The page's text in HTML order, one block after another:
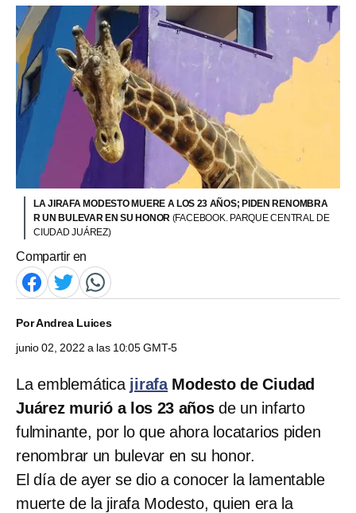
LA JIRAFA MODESTO MUERE A LOS 23 AÑOS; PIDEN RENOMBRA
R UN BULEVAR EN SU HONOR (FACEBOOK. PARQUE CENTRAL DE
CIUDAD JUÁREZ)
Compartir en
PorAndrea Luices
junio 02, 2022 a las 10:05 GMT-5
La emblemática jirafaModesto de Ciudad
Juárez murió a los 23 añosde un infarto
fulminante, por lo que ahora locatarios piden
renombrar un bulevar en su honor.
El día de ayer se dio a conocer la lamentable
muerte de la jirafa Modesto, quien era la